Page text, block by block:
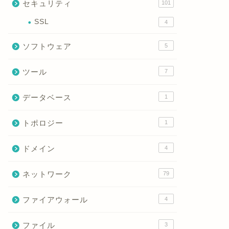
セキュリティ 101
SSL 4
ソフトウェア 5
ツール 7
データベース 1
トポロジー 1
ドメイン 4
ネットワーク 79
ファイアウォール 4
ファイル 3